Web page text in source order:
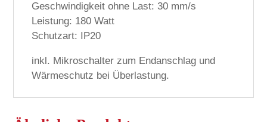
Geschwindigkeit ohne Last: 30 mm/s
Leistung: 180 Watt
Schutzart: IP20
inkl. Mikroschalter zum Endanschlag und
Wärmeschutz bei Überlastung.